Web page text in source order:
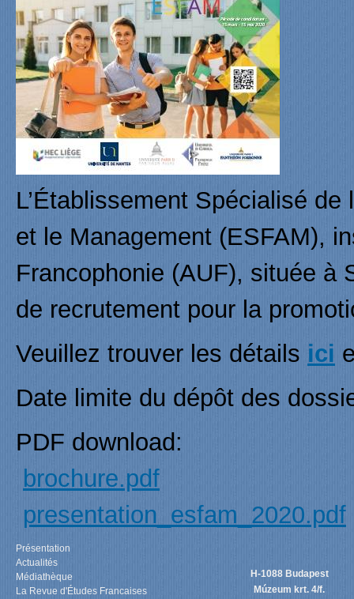
L’Établissement Spécialisé
et le Management (ESFAM),
Francophonie (AUF), située à
de recrutement pour la
Veuillez trouver les détails ici
Date limite du dépôt des
PDF download:
brochure.pdf
presentation_esfam_2020.pdf
Présentation
Actualités
Médiathèque
La Revue d'Études Francaises
H-1088 Budapest
Múzeum krt. 4/f.